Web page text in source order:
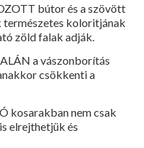
bútor és a szövött
természetes koloritjának
zöld falak adják.
a vászonborítás
csökkenti a
kosarakban nem csak
elrejthetjük és